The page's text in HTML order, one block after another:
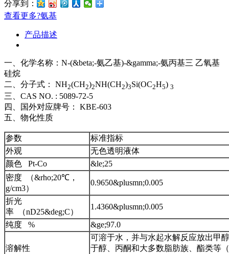
分享到：
查看更多?氨基
产品描述
一、化学名称：N-(&beta;-氨乙基)-&gamma;-氨丙基三 乙氧基
硅烷
二、分子式： NH2(CH2)2NH(CH2)3Si(OC2H5) 3
三、CAS NO. : 5089-72-5
四、国外对应牌号： KBE-603
五、物化性质
参数
标准指标
外观
无色透明液体
颜色 Pt-Co
&le;25
密度 （&rho;20℃，
g/cm3）
0.9650&plusmn;0.005
折光
率 （nD25&deg;C）
1.4360&plusmn;0.005
纯度 % &ge;97.0
溶解性
可溶于水，并与水起水解反应放出甲
于醇、丙酮和大多数脂肪族、酯类等